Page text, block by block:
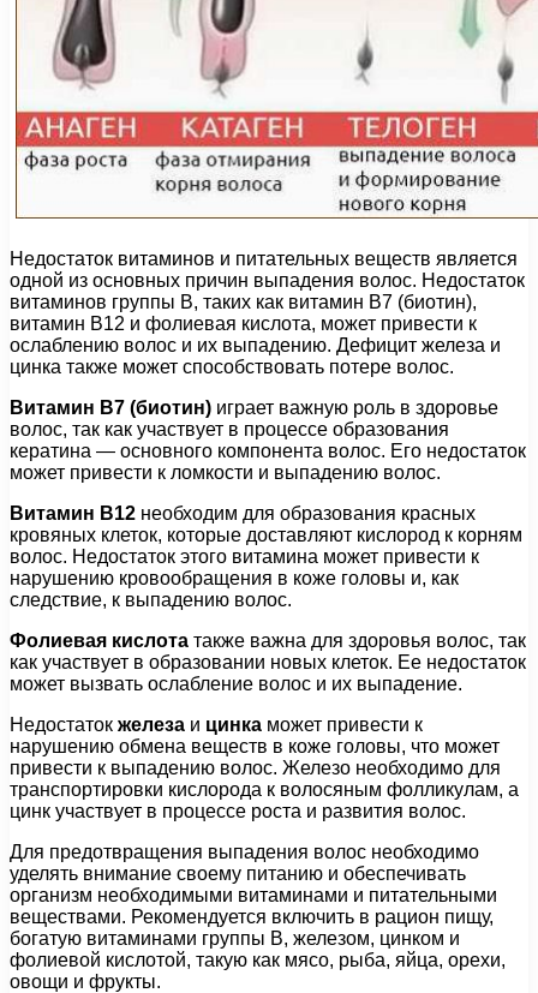
Недостаток витаминов и питательных веществ является
одной из основных причин выпадения волос. Недостаток
витаминов группы B, таких как витамин В7 (биотин),
витамин В12 и фолиевая кислота, может привести к
ослаблению волос и их выпадению. Дефицит железа и
цинка также может способствовать потере волос.
Витамин В7 (биотин) играет важную роль в здоровье
волос, так как участвует в процессе образования
кератина — основного компонента волос. Его недостаток
может привести к ломкости и выпадению волос.
Витамин В12 необходим для образования красных
кровяных клеток, которые доставляют кислород к корням
волос. Недостаток этого витамина может привести к
нарушению кровообращения в коже головы и, как
следствие, к выпадению волос.
Фолиевая кислота также важна для здоровья волос, так
как участвует в образовании новых клеток. Ее недостаток
может вызвать ослабление волос и их выпадение.
Недостаток железа и цинка может привести к
нарушению обмена веществ в коже головы, что может
привести к выпадению волос. Железо необходимо для
транспортировки кислорода к волосяным фолликулам, а
цинк участвует в процессе роста и развития волос.
Для предотвращения выпадения волос необходимо
уделять внимание своему питанию и обеспечивать
организм необходимыми витаминами и питательными
веществами. Рекомендуется включить в рацион пищу,
богатую витаминами группы B, железом, цинком и
фолиевой кислотой, такую как мясо, рыба, яйца, орехи,
овощи и фрукты.